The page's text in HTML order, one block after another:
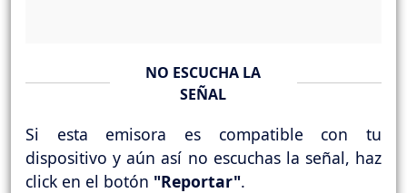
NO ESCUCHA LA
SEÑAL
Si esta emisora es compatible con tu
dispositivo y aún así no escuchas la señal, haz
click en el botón "Reportar".